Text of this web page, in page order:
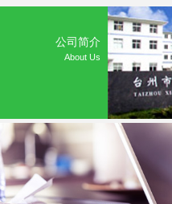
公司简介
About Us